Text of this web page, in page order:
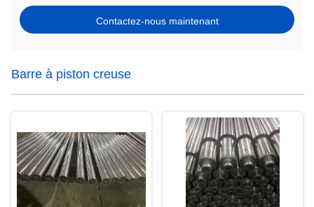
Contactez-nous maintenant
Barre à piston creuse